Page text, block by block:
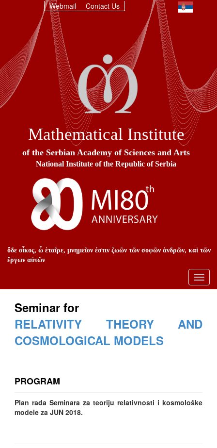
Webmail Contact Us
Mathematical Institute
of the Serbian Academy of Sciences and Arts
National Institute of the Republic of Serbia
ὅδε οἶκος, ὦ ἑταῖρε, μνημεῖον ἐστιν ζωῶν τῶν σοφῶν ἀνδρῶν, καὶ τῶν
ἔργων αὐτῶν
Seminar for
RELATIVITY THEORY AND
COSMOLOGICAL MODELS
PROGRAM
Plan rada Seminara za teoriju relativnosti i kosmološke
modele za JUN 2018.